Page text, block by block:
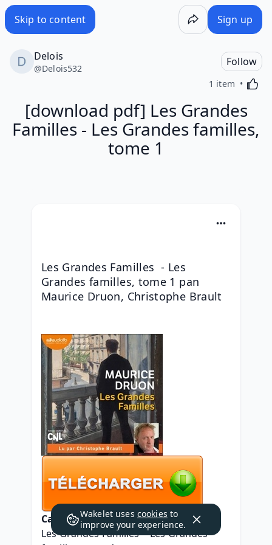
Skip to content Sign up
Delois
@Delois532
Follow
1 item
[download pdf] Les Grandes
Familles - Les Grandes familles,
tome 1
Les Grandes Familles  - Les
Grandes familles, tome 1 pan
Maurice Druon, Christophe Brault
Caractéristiques
Les Grandes Familles  - Les Grandes
Wakelet uses cookies to
improve your experience.